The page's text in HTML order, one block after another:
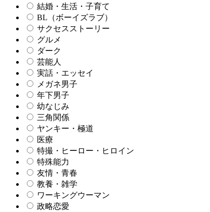
結婚・生活・子育て
BL（ボーイズラブ）
サクセスストーリー
グルメ
ダーク
芸能人
実話・エッセイ
メガネ男子
年下男子
幼なじみ
三角関係
ヤンキー・極道
医療
特撮・ヒーロー・ヒロイン
特殊能力
友情・青春
教養・雑学
ワーキングウーマン
政略恋愛